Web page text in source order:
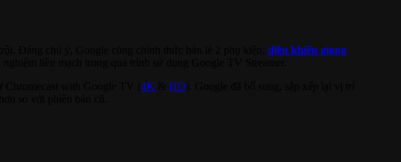
điều khiển giọng
4K HD